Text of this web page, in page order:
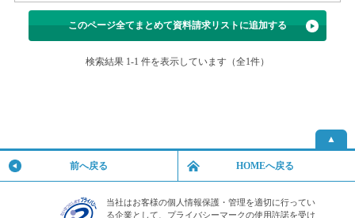
このページ全てまとめて資料請求リストに追加する
検索結果 1-1 件を表示しています（全1件）
▲
前へ戻る HOMEへ戻る
当社はお客様の個人情報保護・管理を適切に行ってい
る企業として、プライバシーマークの使用許諾を受け